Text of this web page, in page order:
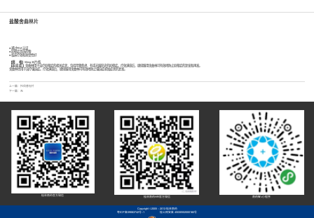
盐酸舍曲林片
● 通过FDA认证
● 抑郁症首选药物
● 临床疗效和耐受性好
【规 格】
50mg 30片/瓶
【适 应 症 】舍曲林用于治疗抑郁症的相关症状，包括伴随焦虑、有或无躁狂史的抑郁症。疗效满意后，继续服用舍曲林可有效地防止抑郁症的复发和再发。
舍曲林也用于治疗强迫症。疗效满意后，继续服用舍曲林可有效地防止强迫症初始症状的复发。
上一篇：
托伐普坦片
下一篇：无
桂林南药官方微信
桂林南药HR官方微信 南药智+小程序
Copyright ©2005 - 2013 桂林南药
粤ICP备09063742号-1
桂公网安备 45030502000182号